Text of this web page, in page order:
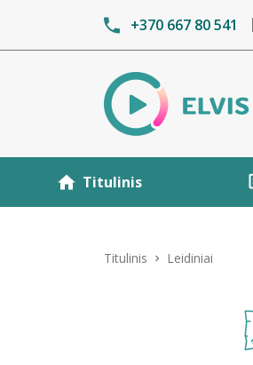
+370 667 80 541
Titulinis
Titulinis Leidiniai